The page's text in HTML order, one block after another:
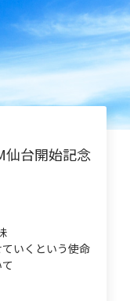
仙台開始記念
いくという使命